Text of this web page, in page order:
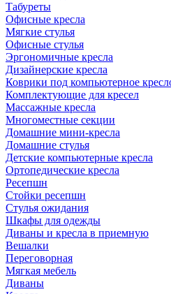
Табуреты
Офисные кресла
Мягкие стулья
Офисные стулья
Эргономичные кресла
Дизайнерские кресла
Коврики под компьютерное
Комплектующие для кресел
Массажные кресла
Многоместные секции
Домашние мини-кресла
Домашние стулья
Детские компьютерные кресла
Ортопедические кресла
Ресепшн
Стойки ресепшн
Стулья ожидания
Шкафы для одежды
Диваны и кресла в приемную
Вешалки
Переговорная
Мягкая мебель
Диваны